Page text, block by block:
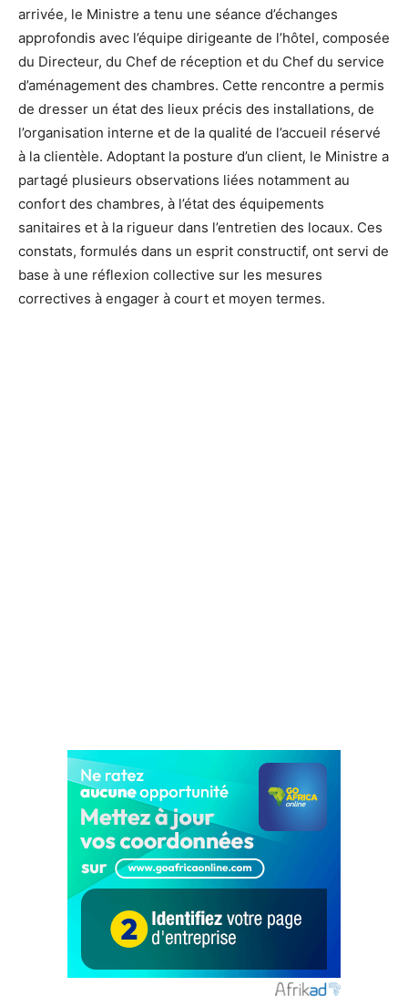
arrivée, le Ministre a tenu une séance d’échanges
approfondis avec l’équipe dirigeante de l’hôtel, composée
du Directeur, du Chef de réception et du Chef du service
d’aménagement des chambres. Cette rencontre a permis
de dresser un état des lieux précis des installations, de
l’organisation interne et de la qualité de l’accueil réservé
à la clientèle. Adoptant la posture d’un client, le Ministre a
partagé plusieurs observations liées notamment au
confort des chambres, à l’état des équipements
sanitaires et à la rigueur dans l’entretien des locaux. Ces
constats, formulés dans un esprit constructif, ont servi de
base à une réflexion collective sur les mesures
correctives à engager à court et moyen termes.